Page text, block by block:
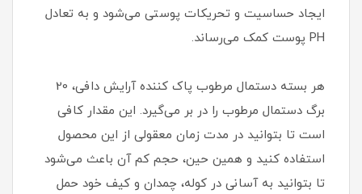
ایجاد حساسیت و تحریکات پوستی می‌شود و به تعادل
PH پوست کمک می‌رساند.
هر بسته دستمال مرطوب پاک کننده آرایش دافی، 20
برگ دستمال مرطوب را در بر می‌گیرد. این مقدار کافی
است تا بتوانید در مدت زمان معقولی از این محصول
استفاده کنید و همین حین، حجم کم آن باعث می‌شود
تا بتوانید به آسانی در کوله، چمدان و کیف خود حمل